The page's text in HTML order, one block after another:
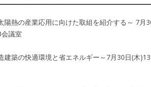
陽熱の産業応用に向けた取組を紹介する～ 7月
議室
建築の快適環境と省エネルギー～7月30日(木